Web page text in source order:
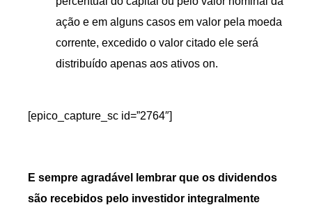
ação e em alguns casos em valor pela moeda
corrente, excedido o valor citado ele será
distribuído apenas aos ativos on.
[epico_capture_sc id=”2764″]
E sempre agradável lembrar que os dividendos
são recebidos pelo investidor integralmente